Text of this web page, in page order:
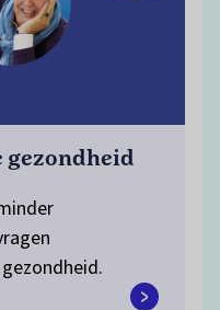
gezondheid